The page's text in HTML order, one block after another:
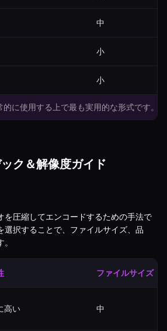
中
小
小
に使用する上で最も実用的な形式です。
ク＆解像度ガイド
を圧縮してエンコードするための手法で
選択することで、ファイルサイズ、品
ファイルサイズ
高い 中